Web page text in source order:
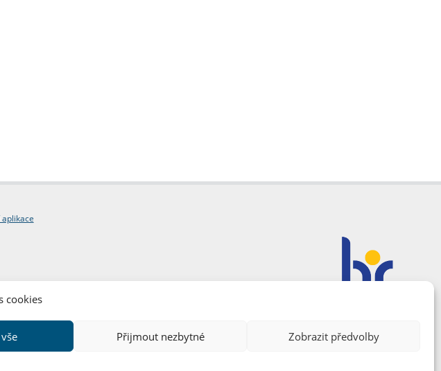
cookies
Přijmout nezbytné Zobrazit předvolby
aplikace